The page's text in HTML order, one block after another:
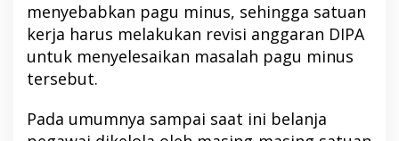
menyebabkan pagu minus, sehingga satuan
kerja harus melakukan revisi anggaran DIPA
untuk menyelesaikan masalah pagu minus
tersebut.
Pada umumnya sampai saat ini belanja